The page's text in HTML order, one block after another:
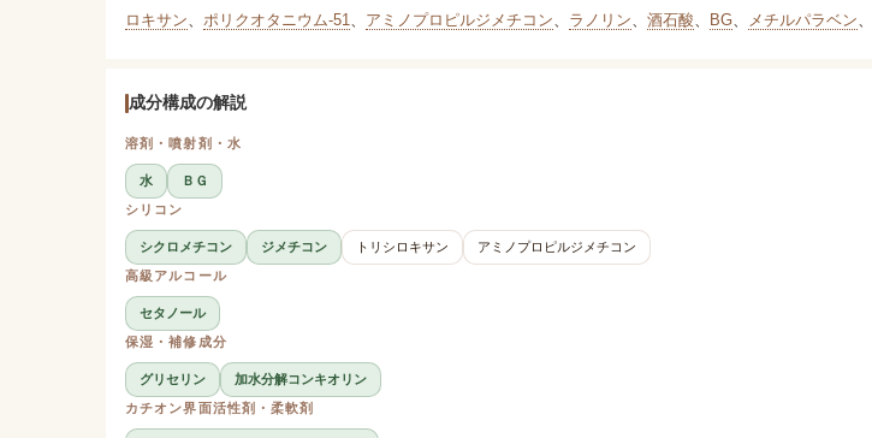
ロキサン、 ポリクオタニウム-51、 アミノプロピルジメチコン、 ラノリン、 酒石酸、 BG、 メチルパラベン、
成分構成の解説
溶剤・噴射剤・水
水
ＢＧ
シリコン
シクロメチコン ジメチコン トリシロキサン
アミノプロピルジメチコン
高級アルコール
セタノール
保湿・補修成分
グリセリン
加水分解コンキオリン
カチオン界面活性剤・柔軟剤